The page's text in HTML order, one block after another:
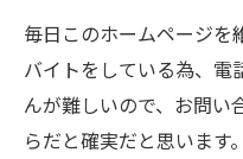
毎日このホームページを
バイトをしている為、電
んが難しいので、お問い
らだと確実だと思います